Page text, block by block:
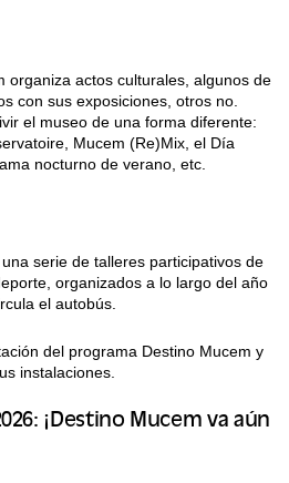
organiza actos culturales, algunos de
con sus exposiciones, otros no.
el museo de una forma diferente:
Mucem (Re)Mix, el Día
nocturno de verano, etc.
serie de talleres participativos de
organizados a lo largo del año
el autobús.
del programa Destino Mucem y
instalaciones.
¡Destino Mucem va aún